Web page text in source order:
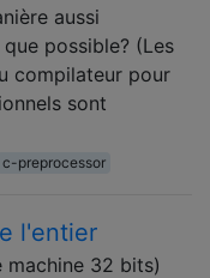
aussi
possible? (Les
compilateur pour
sont
c-preprocessor
l'entier
machine 32 bits)